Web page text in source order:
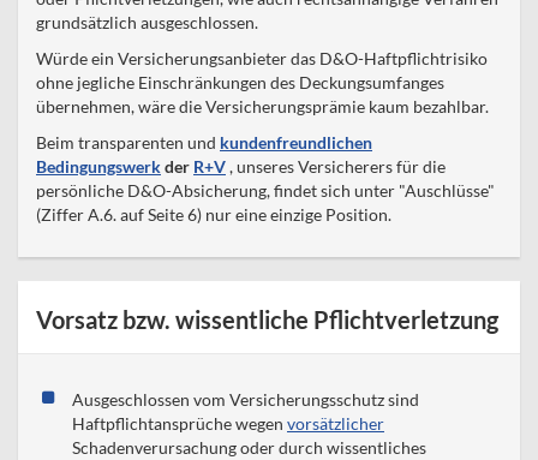
grundsätzlich ausgeschlossen.
Würde ein Versicherungsanbieter das D&O-Haftpflichtrisiko
ohne jegliche Einschränkungen des Deckungsumfanges
übernehmen, wäre die Versicherungsprämie kaum bezahlbar.
Beim transparenten und kundenfreundlichen
Bedingungswerkder R+V, unseres Versicherers für die
persönliche D&O-Absicherung, findet sich unter "Auschlüsse"
(Ziffer A.6. auf Seite 6) nur eine einzige Position.
Vorsatz bzw. wissentliche Pflichtverletzung
Ausgeschlossen vom Versicherungsschutz sind
Haftpflichtansprüche wegen vorsätzlicher
Schadenverursachung oder durch wissentliches